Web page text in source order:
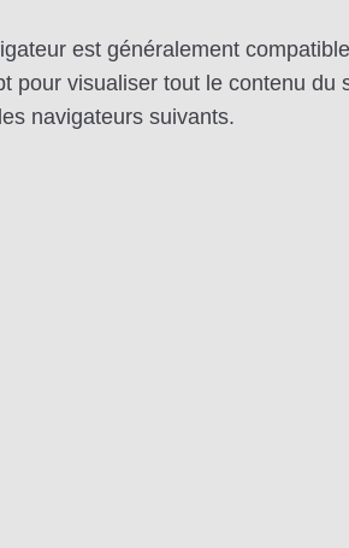
est généralement
pour visualiser tout le contenu du
navigateurs suivants.